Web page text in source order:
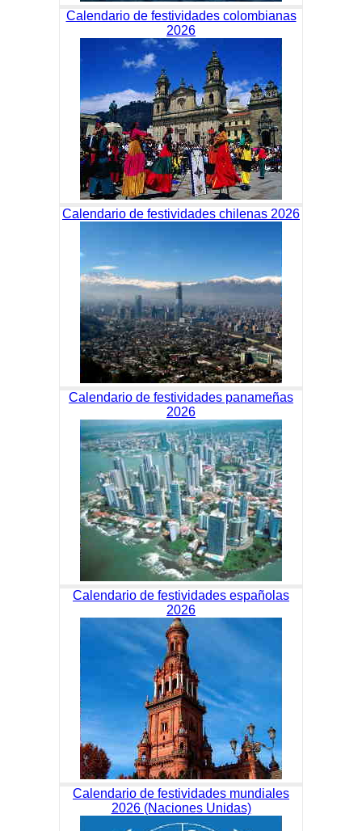
Calendario de festividades colombianas
2026
Calendario de festividades chilenas 2026
Calendario de festividades panameñas
2026
Calendario de festividades españolas
2026
Calendario de festividades mundiales
2026 (Naciones Unidas)